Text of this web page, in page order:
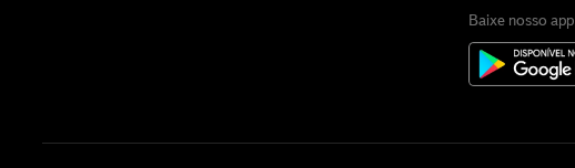
Baixe nosso app